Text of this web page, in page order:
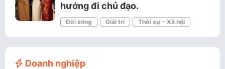
hướng đi chủ đạo.
Đời sống Giải trí Thời sự - Xã hội
Doanh nghiệp